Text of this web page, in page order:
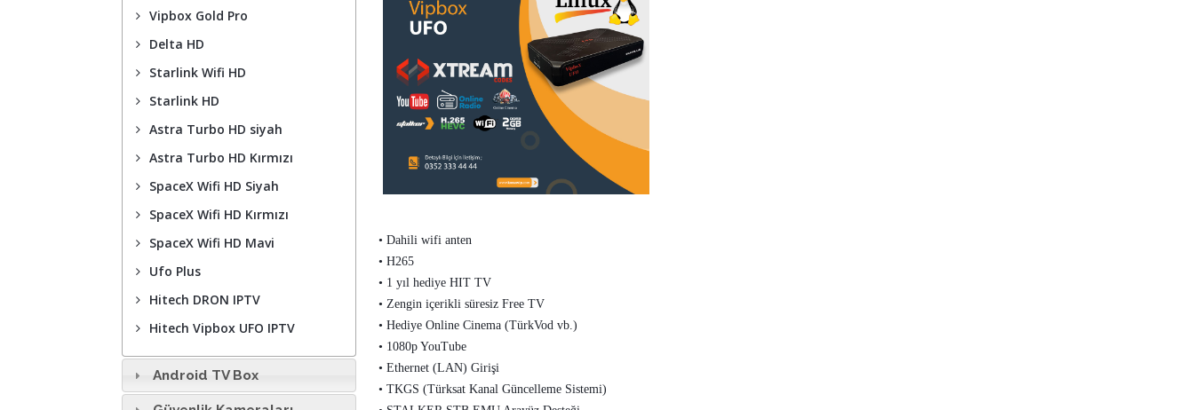
• Dahili wifi anten
• H265
• 1 yıl hediye HIT TV
• Zengin içerikli süresiz Free TV
• Hediye Online Cinema (TürkVod vb.)
• 1080p YouTube
• Ethernet (LAN) Girişi
• TKGS (Türksat Kanal Güncelleme Sistemi)
Vipbox Gold Pro
Delta HD
Starlink Wifi HD
Starlink HD
Astra Turbo HD siyah
Astra Turbo HD Kırmızı
SpaceX Wifi HD Siyah
SpaceX Wifi HD Kırmızı
SpaceX Wifi HD Mavi
Ufo Plus
Hitech DRON IPTV
Hitech Vipbox UFO IPTV
Android TV Box